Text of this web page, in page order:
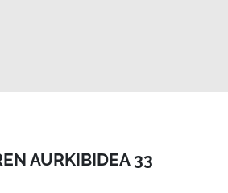
AURKIBIDEA 33